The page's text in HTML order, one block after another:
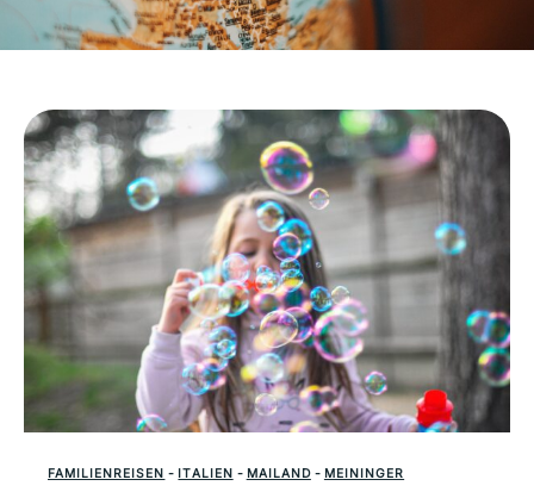
FAMILIENREISEN - ITALIEN - MAILAND- MEININGER